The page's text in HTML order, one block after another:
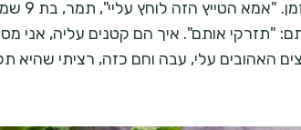
"תזרקי אותם". איך הם קטנים עליה, אני
האהובים עלי, עבה וחם כזה, רציתי שהיא